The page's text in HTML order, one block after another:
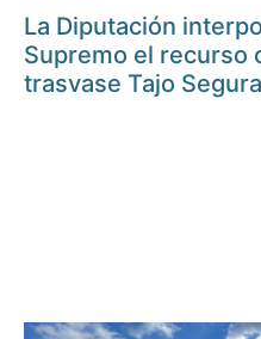
La Diputación
Supremo el recurso
trasvase Tajo Segura